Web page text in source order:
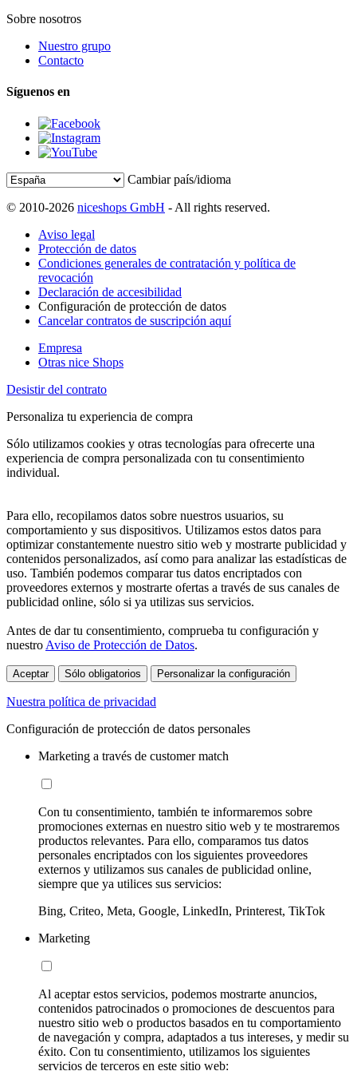
Sobre nosotros
Nuestro grupo
Contacto
Síguenos en
Cambiar país/idioma
© 2010-2026 niceshops GmbH - All rights reserved.
Aviso legal
Protección de datos
Condiciones generales de contratación y política de
revocación
Declaración de accesibilidad
Configuración de protección de datos
Cancelar contratos de suscripción aquí
Empresa
Otras nice Shops
Desistir del contrato
Personaliza tu experiencia de compra
Sólo utilizamos cookies y otras tecnologías para ofrecerte una
experiencia de compra personalizada con tu consentimiento
individual.
Para ello, recopilamos datos sobre nuestros usuarios, su
comportamiento y sus dispositivos. Utilizamos estos datos para
optimizar constantemente nuestro sitio web y mostrarte publicidad y
contenidos personalizados, así como para analizar las estadísticas de
uso. También podemos comparar tus datos encriptados con
proveedores externos y mostrarte ofertas a través de sus canales de
publicidad online, sólo si ya utilizas sus servicios.
Antes de dar tu consentimiento, comprueba tu configuración y
nuestro Aviso de Protección de Datos.
Aceptar Sólo obligatorios Personalizar la configuración
Nuestra política de privacidad
Configuración de protección de datos personales
Marketing a través de customer match
Con tu consentimiento, también te informaremos sobre
promociones externas en nuestro sitio web y te mostraremos
productos relevantes. Para ello, comparamos tus datos
personales encriptados con los siguientes proveedores
externos y utilizamos sus canales de publicidad online,
siempre que ya utilices sus servicios:
Bing, Criteo, Meta, Google, LinkedIn, Printerest, TikTok
Marketing
Al aceptar estos servicios, podemos mostrarte anuncios,
contenidos patrocinados o promociones de descuentos para
nuestro sitio web o productos basados en tu comportamiento
de navegación y compra, adaptados a tus intereses, y medir su
éxito. Con tu consentimiento, utilizamos los siguientes
servicios de terceros en este sitio web: